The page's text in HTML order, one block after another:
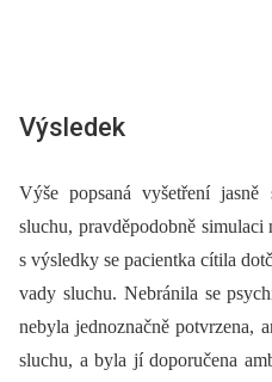
Výsledek
Výše popsaná vyšetření jasně
sluchu, pravděpodobně
s výsledky se pacientka cítila
vady sluchu. Nebránila se
nebyla jednoznačně potvrzena,
sluchu, a byla jí doporučena